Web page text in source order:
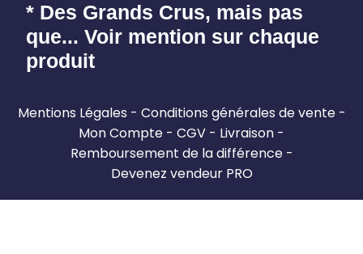
* Des Grands Crus, mais pas
que... Voir mention sur chaque
produit
Mentions Légales
Conditions générales de vente
Mon Compte
CGV
Livraison
Remboursement de la différence
Devenez vendeur PRO